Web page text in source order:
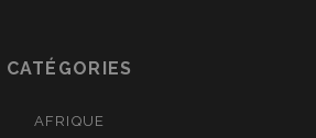
CATÉGORIES
AFRIQUE